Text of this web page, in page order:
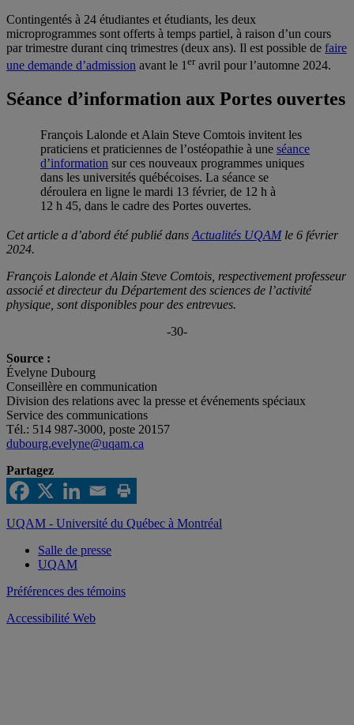
Contingentés à 24 étudiantes et étudiants, les deux
microprogrammes sont offerts à temps partiel, à raison d’un cours
par trimestre durant cinq trimestres (deux ans). Il est possible de faire
une demande d’admission avant le 1 eravril pour l’automne 2024.
Séance d’information aux Portes ouvertes
François Lalonde et Alain Steve Comtois invitent les
praticiens et praticiennes de l’ostéopathie à une séance
d’information sur ces nouveaux programmes uniques
dans les universités québécoises. La séance se
déroulera en ligne le mardi 13 février, de 12 h à
12 h 45, dans le cadre des Portes ouvertes.
Cet article a d’abord été publié dans Actualités UQAMle 6 février
2024.
François Lalonde et Alain Steve Comtois, respectivement professeur
associé et directeur du Département des sciences de l’activité
physique, sont disponibles pour des entrevues.
-30-
Source :
Évelyne Dubourg
Conseillère en communication
Division des relations avec la presse et événements spéciaux
Service des communications
Tél.: 514 987-3000, poste 20157
dubourg.evelyne@uqam.ca
Partagez
UQAM - Université du Québec à Montréal
Salle de presse
UQAM
Préférences des témoins
Accessibilité Web